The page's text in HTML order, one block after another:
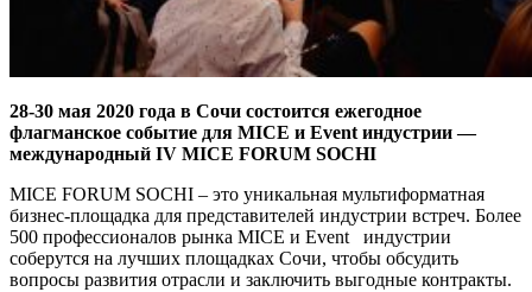
28-30 мая 2020 года в Сочи состоится ежегодное
флагманское событие для MIСE и Event индустрии —
международный IV MICE FORUM SOCHI
MICE FORUM SOCHI – это уникальная мультиформатная
бизнес-площадка для представителей индустрии встреч. Более
500 профессионалов рынка MICE и Event индустрии
соберутся на лучших площадках Сочи, чтобы обсудить
вопросы развития отрасли и заключить выгодные контракты.